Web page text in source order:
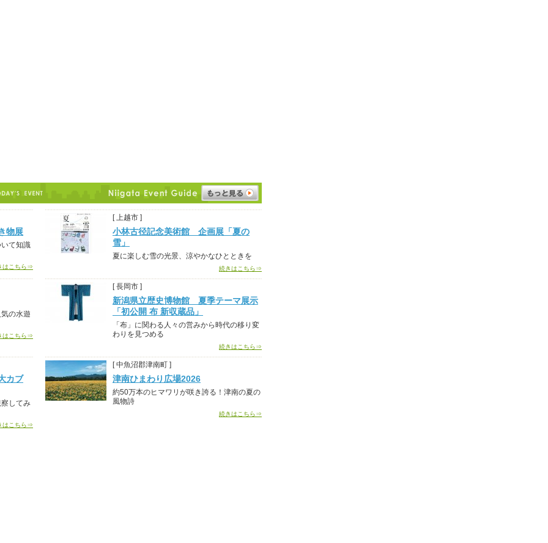
物展
て知識
はこちら⇒
[ 上越市 ]
小林古径記念美術館 企画展「夏の
雪」
夏に楽しむ雪の光景、涼やかなひとときを
続きはこちら⇒
の水遊
はこちら⇒
[ 長岡市 ]
新潟県立歴史博物館 夏季テーマ展示
「初公開 布 新収蔵品」
「布」に関わる人々の営みから時代の移り変
わりを見つめる
続きはこちら⇒
カブ
してみ
はこちら⇒
[ 中魚沼郡津南町 ]
津南ひまわり広場2026
約50万本のヒマワリが咲き誇る！津南の夏の
風物詩
続きはこちら⇒